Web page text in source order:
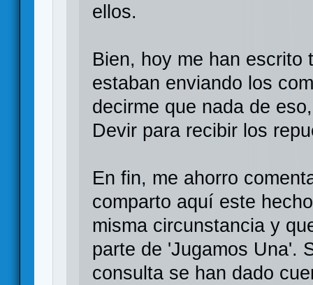
ellos.
Bien, hoy me han escrito
estaban enviando los
decirme que nada de
Devir para recibir los
En fin, me ahorro
comparto aquí este
misma circunstancia y
parte de 'Jugamos Una'.
consulta se han dado